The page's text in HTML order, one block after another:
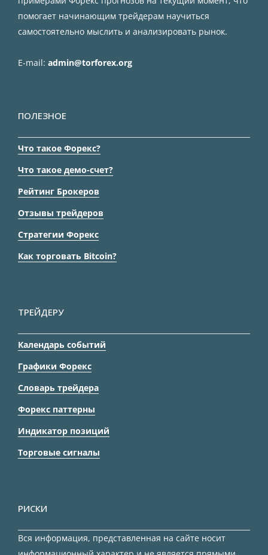
помогает начинающим трейдерам научиться
самостоятельно мыслить и анализировать рынок.
E-mail: admin@torforex.org
ПОЛЕЗНОЕ
Что такое Форекс?
Что такое демо-счет?
Рейтинг Брокеров
Отзывы трейдеров
Стратегии Форекс
Как торговать Bitcoin?
ТРЕЙДЕРУ
Календарь событий
Графики Форекс
Словарь трейдера
Форекс паттерны
Индикатор позиций
Торговые сигналы
РИСКИ
Вся информация, представленная на сайте носит